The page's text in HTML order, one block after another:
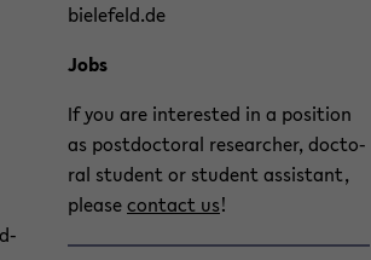
bielefeld.de
Jobs
If you are in­te­rested in a po­si­ti­on
as post­doc­to­ral re­se­ar­cher, doc­to­
ral stu­dent or stu­dent as­si­stant,
plea­secon­tact us!